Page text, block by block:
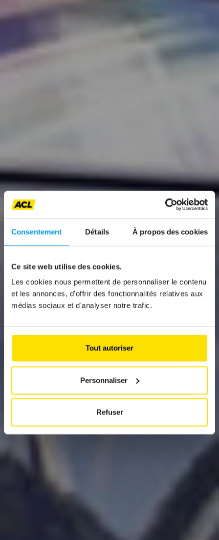
Consentement Détails À propos des cookies
Ce site web utilise des cookies.
Les cookies nous permettent de personnaliser le contenu
et les annonces, d'offrir des fonctionnalités relatives aux
médias sociaux et d'analyser notre trafic.
Tout autoriser
Personnaliser
Refuser
News
BMW IX XDRIVE60